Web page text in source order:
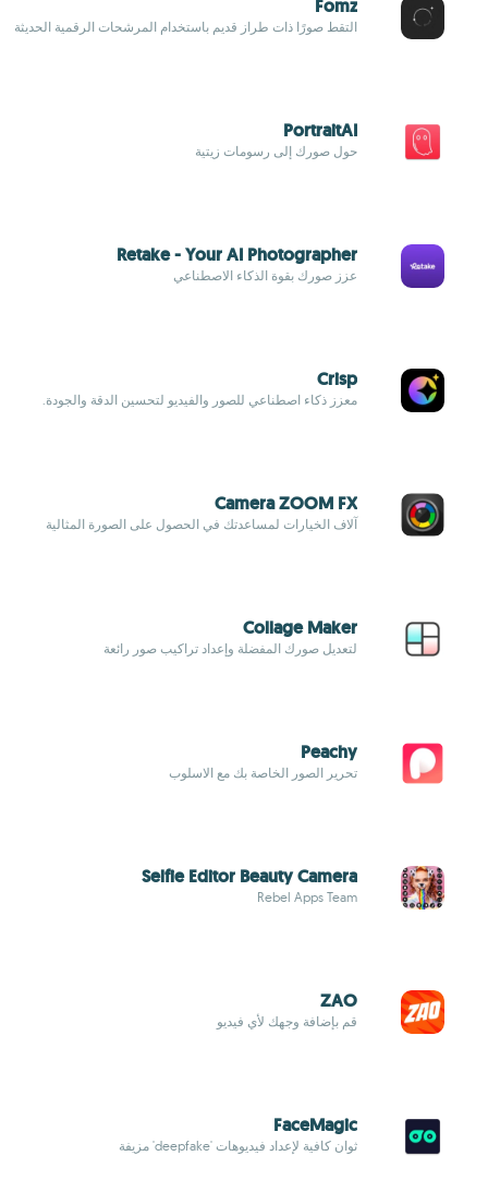
Fomz
التقط صورًا ذات طراز قديم باستخدام المرشحات الرقمية الحديثة
PortraitAI
حول صورك إلى رسومات زيتية
Retake - Your AI Photographer
عزز صورك بقوة الذكاء الاصطناعي
Crisp
معزز ذكاء اصطناعي للصور والفيديو لتحسين الدقة والجودة.
Camera ZOOM FX
آلاف الخيارات لمساعدتك في الحصول على الصورة المثالية
Collage Maker
لتعديل صورك المفضلة وإعداد تراكيب صور رائعة
Peachy
تحرير الصور الخاصة بك مع الاسلوب
Selfie Editor Beauty Camera
Rebel Apps Team
ZAO
قم بإضافة وجهك لأي فيديو
FaceMagic
ثوان كافية لإعداد فيديوهات 'deepfake' مزيفة